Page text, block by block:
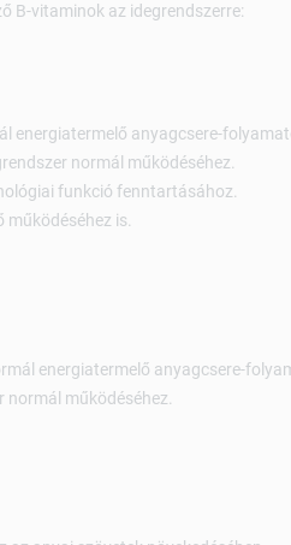
B-vitaminok az idegrendszerre:
energiatermelő anyagcsere-
normál működéséhez.
funkció fenntartásához.
működéséhez is.
energiatermelő anyagcsere-
normál működéséhez.